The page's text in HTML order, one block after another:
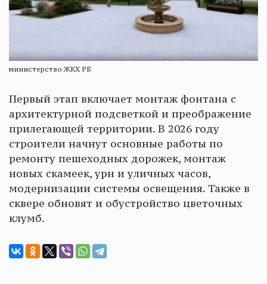
министерство ЖКХ РБ
Первый этап включает монтаж фонтана с
архитектурной подсветкой и преображение
прилегающей территории. В 2026 году
строители начнут основные работы по
ремонту пешеходных дорожек, монтаж
новых скамеек, урн и уличных часов,
модернизации системы освещения. Также в
сквере обновят и обустройство цветочных
клумб.